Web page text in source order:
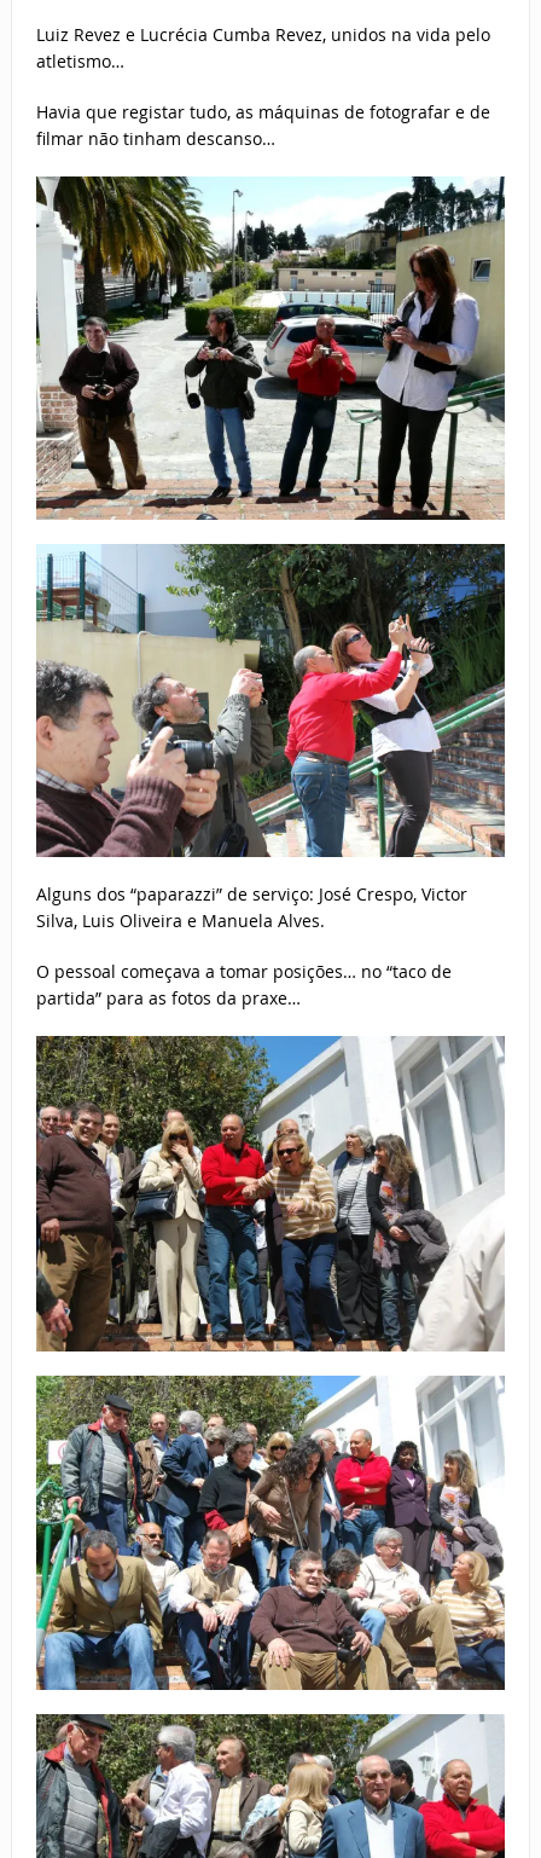
Luiz Revez e Lucrécia Cumba Revez, unidos na vida pelo
atletismo…
Havia que registar tudo, as máquinas de fotografar e de
filmar não tinham descanso…
Alguns dos “paparazzi” de serviço: José Crespo, Victor
Silva, Luis Oliveira e Manuela Alves.
O pessoal começava a tomar posições… no “taco de
partida” para as fotos da praxe…